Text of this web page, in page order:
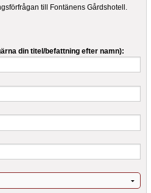
till Fontänens Gårdshotell.
din titel/befattning efter namn):